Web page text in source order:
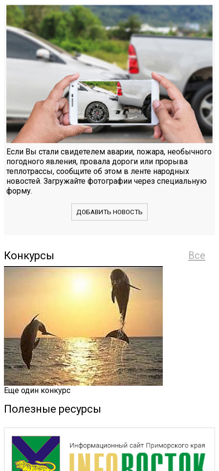
Если Вы стали свидетелем аварии, пожара, необычного
погодного явления, провала дороги или прорыва
теплотрассы, сообщите об этом в ленте народных
новостей. Загружайте фотографии через специальную
форму.
ДОБАВИТЬ НОВОСТЬ
Все
Конкурсы
Еще один конкурс
Полезные ресурсы